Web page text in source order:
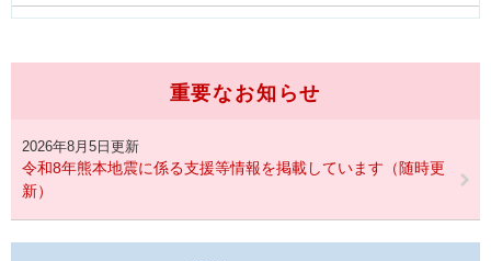
重要なお知らせ
2026年8月5日更新
令和8年熊本地震に係る支援等情報を掲載しています（随時更
新）